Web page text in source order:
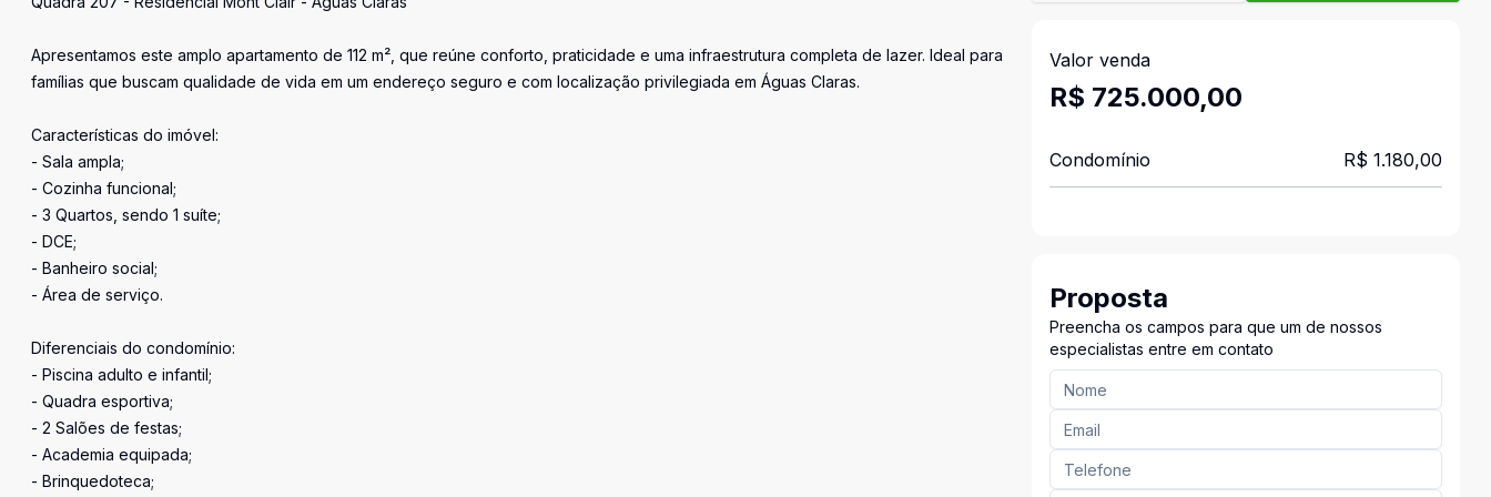
Apresentamos este amplo apartamento de 112 m², que reúne conforto, praticidade e uma infraestrutura completa de lazer. Ideal para
famílias que buscam qualidade de vida em um endereço seguro e com localização privilegiada em Águas Claras.
Características do imóvel:
- Sala ampla;
- Cozinha funcional;
- 3 Quartos, sendo 1 suíte;
- DCE;
- Banheiro social;
- Área de serviço.
Diferenciais do condomínio:
- Piscina adulto e infantil;
- Quadra esportiva;
- 2 Salões de festas;
- Academia equipada;
- Brinquedoteca;
Valor venda
R$ 725.000,00
Condomínio R$ 1.180,00
Proposta
Preencha os campos para que um de nossos
especialistas entre em contato